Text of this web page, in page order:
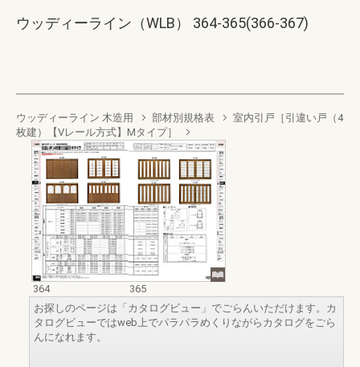
ウッディーライン（WLB） 364-365(366-367)
ウッディーライン 木造用 部材別規格表
室内引戸［引違い戸（4
枚建）【Vレール方式】Mタイプ］
364
365
お探しのページは「カタログビュー」でごらんいただけます。カ
タログビューではweb上でパラパラめくりながらカタログをごら
んになれます。